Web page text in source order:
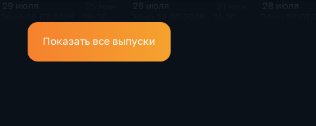
29 июля 28 июля 28 июля
Показать все выпуски